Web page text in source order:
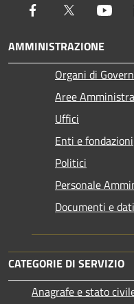
Facebook Twitter
AMMINISTRAZIONE
Organi di
Aree
Uffici
Enti e fondazioni
Politici
Personale
Documenti e dati
CATEGORIE DI SERVIZIO
Anagrafe e stato